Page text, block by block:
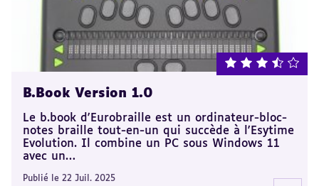
note : 3.5 sur 5
B.Book Version 1.0
Le b.book d'Eurobraille est un ordinateur-bloc-
notes braille tout-en-un qui succède à l'Esytime
Evolution. Il combine un PC sous Windows 11
avec un…
Publié le 22 Juil. 2025